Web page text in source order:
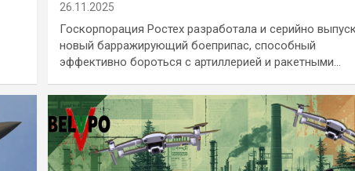
26.11.2025
Госкорпорация Ростех разработала и серийно
новый барражирующий боеприпас, способный
эффективно бороться с артиллерией и ракетными…